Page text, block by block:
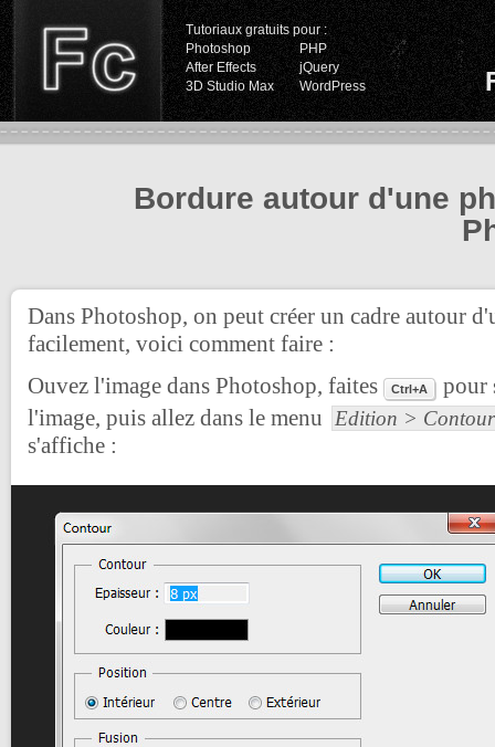
Tutoriaux gratuits pour :
Photoshop
PHP
After Effects
jQuery
3D Studio Max
WordPress
Bordure autour d'une
Dans Photoshop, on peut créer un cadre autour
facilement, voici comment faire :
Ouvez l'image dans Photoshop, faites
Ctrl+A
pour
l'image, puis allez dans le menu
Edition > Contour
s'affiche :